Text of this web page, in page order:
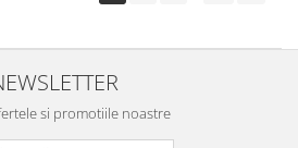
si promotiile noastre